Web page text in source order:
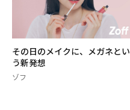
その日のメイクに、メガネとい
う新発想
ゾフ